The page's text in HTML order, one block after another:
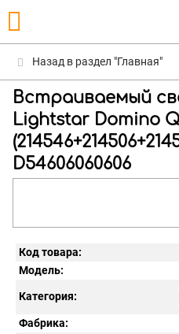
Назад в раздел "Главная"
Встраиваемый
Lightstar Domino
D54606060606
Код товара:
Модель:
Категория:
Фабрика: